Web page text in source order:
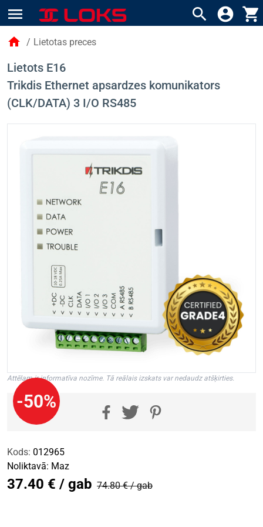
menu search account_circle shopping_cart
home / Lietotas preces
Lietots E16
Trikdis Ethernet apsardzes komunikators
(CLK/DATA) 3 I/O RS485
-50%
Attēlam ir informatīva nozīme. Tā reālais izskats var nedaudz atšķirties.
Kods: 012965
Noliktavā: Maz
37.40 € / gab 74.80 € / gab